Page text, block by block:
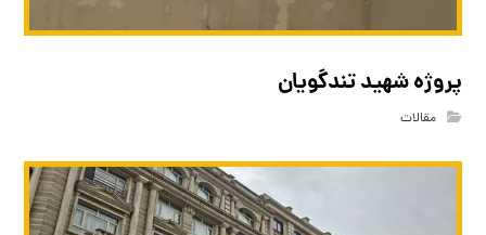
پروژه شهید تندگویان
مقالات